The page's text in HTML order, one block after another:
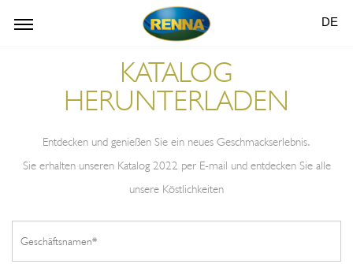
DE
KATALOG
HERUNTERLADEN
Entdecken und genießen Sie ein neues Geschmackserlebnis.
Sie erhalten unseren Katalog 2022 per E-mail und entdecken Sie alle
unsere Köstlichkeiten